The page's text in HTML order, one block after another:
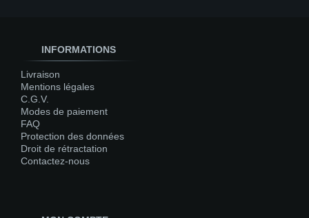
INFORMATIONS
Livraison
Mentions légales
C.G.V.
Modes de paiement
FAQ
Protection des données
Droit de rétractation
Contactez-nous